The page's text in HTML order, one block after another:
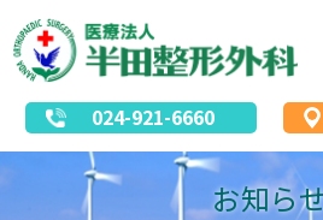
024-921-6660
お知ら